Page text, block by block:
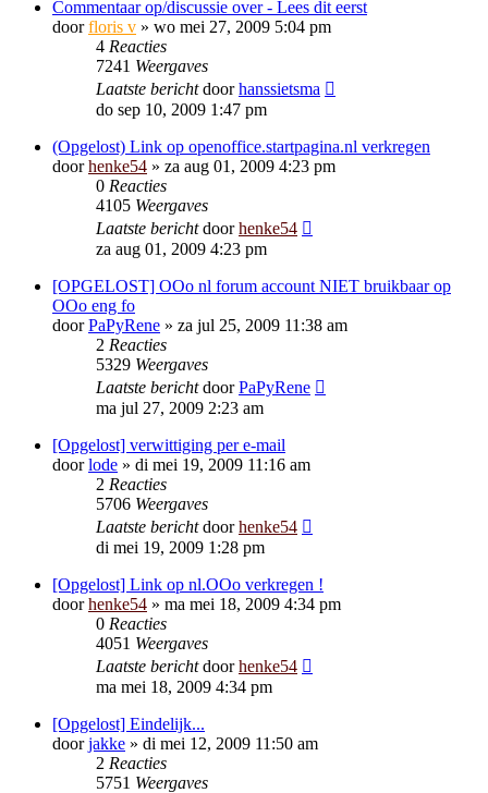
Commentaar op/discussie over - Lees dit eerst
doorfloris v » wo mei 27, 2009 5:04 pm
4 Reacties
7241 Weergaves
Laatste berichtdoorhanssietsma
do sep 10, 2009 1:47 pm
(Opgelost) Link op openoffice.startpagina.nl verkregen
doorhenke54 » za aug 01, 2009 4:23 pm
0 Reacties
4105 Weergaves
Laatste berichtdoorhenke54
za aug 01, 2009 4:23 pm
[OPGELOST] OOo nl forum account NIET bruikbaar op
OOo eng fo
doorPaPyRene » za jul 25, 2009 11:38 am
2 Reacties
5329 Weergaves
Laatste berichtdoorPaPyRene
ma jul 27, 2009 2:23 am
[Opgelost] verwittiging per e-mail
doorlode » di mei 19, 2009 11:16 am
2 Reacties
5706 Weergaves
Laatste berichtdoorhenke54
di mei 19, 2009 1:28 pm
[Opgelost] Link op nl.OOo verkregen !
doorhenke54 » ma mei 18, 2009 4:34 pm
0 Reacties
4051 Weergaves
Laatste berichtdoorhenke54
ma mei 18, 2009 4:34 pm
[Opgelost] Eindelijk...
doorjakke » di mei 12, 2009 11:50 am
2 Reacties
5751 Weergaves